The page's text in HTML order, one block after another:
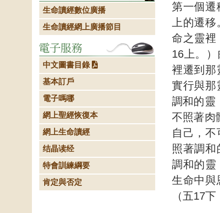
第一個遷
上的遷移
命之靈裡
16上。
裡遷到那
實行與那
調和的靈
不照著肉
自己，
照著調
調和的靈
生命中與
（五17
生命讀經數位廣播
生命讀經網上廣播節目
中文圖書目錄
基本訂戶
電子嗎哪
網上聖經恢復本
網上生命讀經
结晶读经
特會訓練綱要
肯定與否定